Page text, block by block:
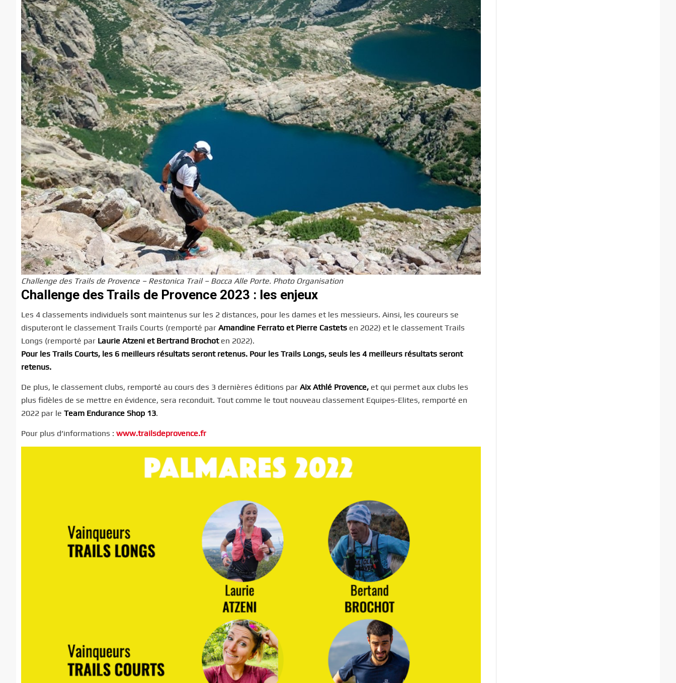
Challenge des Trails de Provence – Restonica Trail – Bocca Alle Porte. Photo Organisation
Challenge des Trails de Provence 2023 : les enjeux
Les 4 classements individuels sont maintenus sur les 2 distances, pour les dames et les messieurs. Ainsi, les coureurs se
disputeront le classement Trails Courts (remporté par Amandine Ferrato et Pierre Castets en 2022) et le classement Trails
Longs (remporté par Laurie Atzeni et Bertrand Brochoten 2022).
Pour les Trails Courts, les 6 meilleurs résultats seront retenus. Pour les Trails Longs, seuls les 4 meilleurs résultats seront
retenus.
De plus, le classement clubs, remporté au cours des 3 dernières éditions par Aix Athlé Provence, et qui permet aux clubs les
plus fidèles de se mettre en évidence, sera reconduit. Tout comme le tout nouveau classement Equipes-Elites, remporté en
2022 par le Team Endurance Shop 13.
Pour plus d’informations : www.trailsdeprovence.fr